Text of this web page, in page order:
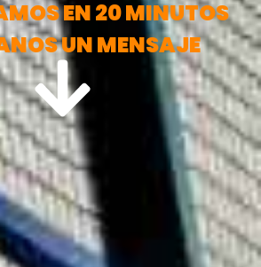
EN 20 MINUTOS
UN MENSAJE